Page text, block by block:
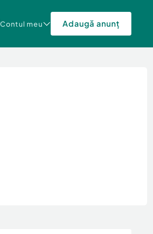
Contul meu Adaugă anunț